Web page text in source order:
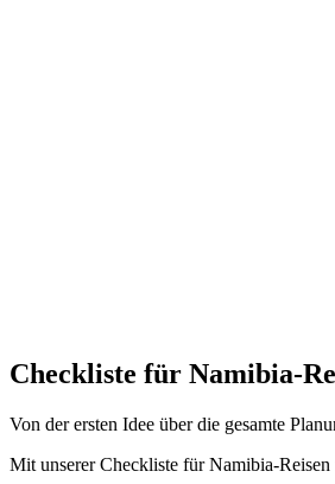
Checkliste für Namibia-
Von der ersten Idee über die gesamte
Mit unserer Checkliste für Namibia-